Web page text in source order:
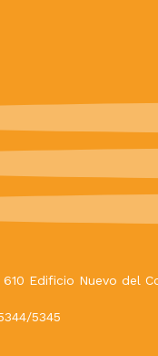
Edificio Nuevo del
5345